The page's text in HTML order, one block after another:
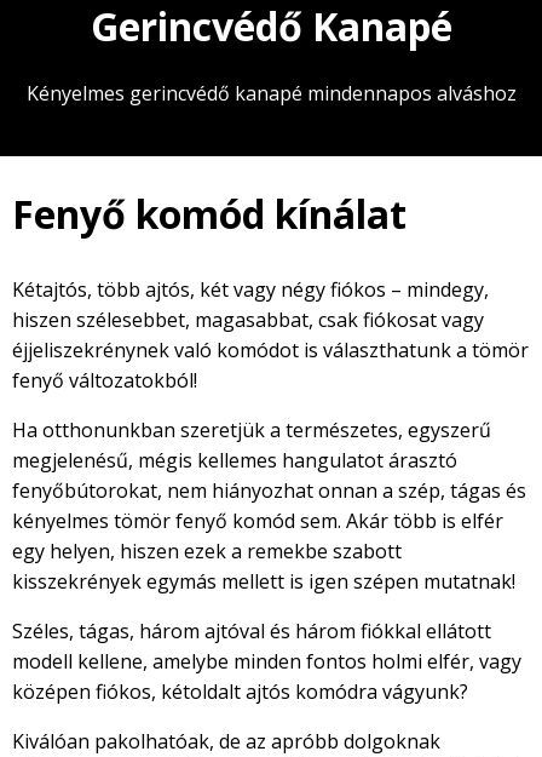
Gerincvédő Kanapé
Kényelmes gerincvédő kanapé mindennapos alváshoz
Fenyő komód kínálat
Kétajtós, több ajtós, két vagy négy fiókos – mindegy,
hiszen szélesebbet, magasabbat, csak fiókosat vagy
éjjeliszekrénynek való komódot is választhatunk a tömör
fenyő változatokból!
Ha otthonunkban szeretjük a természetes, egyszerű
megjelenésű, mégis kellemes hangulatot árasztó
fenyőbútorokat, nem hiányozhat onnan a szép, tágas és
kényelmes tömör fenyő komód sem. Akár több is elfér
egy helyen, hiszen ezek a remekbe szabott
kisszekrények egymás mellett is igen szépen mutatnak!
Széles, tágas, három ajtóval és három fiókkal ellátott
modell kellene, amelybe minden fontos holmi elfér, vagy
középen fiókos, kétoldalt ajtós komódra vágyunk?
Kiválóan pakolhatóak, de az apróbb dolgoknak